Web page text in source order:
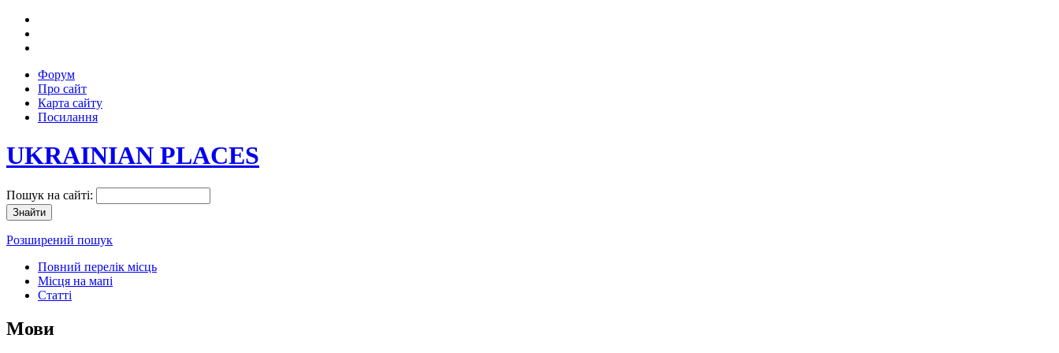
Форум
Про сайт
Карта сайту
Посилання
UKRAINIAN PLACES
Пошук на сайті:
Розширений пошук
Повний перелік місць
Місця на мапі
Статті
Мови